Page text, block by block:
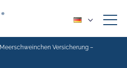
Meerschweinchen Versicherung –